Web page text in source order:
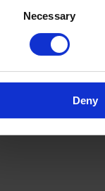
Necessary
Deny